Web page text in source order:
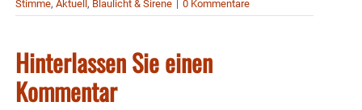
Stimme, Aktuell , Blaulicht & Sirene 0 Kommentare
Hinterlassen Sie einen
Kommentar